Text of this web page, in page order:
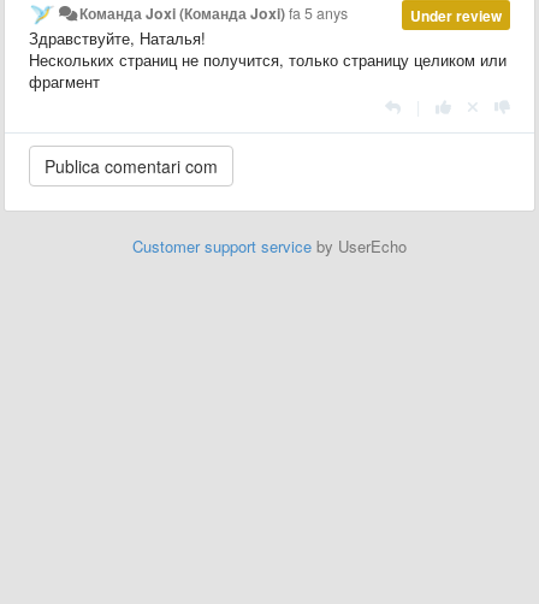
Under review
Команда Joxi (Команда Joxi)fa 5 anys
Здравствуйте, Наталья!
Нескольких страниц не получится, только страницу целиком или
фрагмент
Customer support service by UserEcho